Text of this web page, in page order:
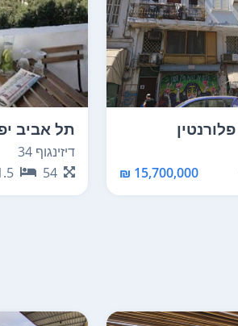
15,700,000 ₪
תל אביב
החלק
דיזינגוף 34
54